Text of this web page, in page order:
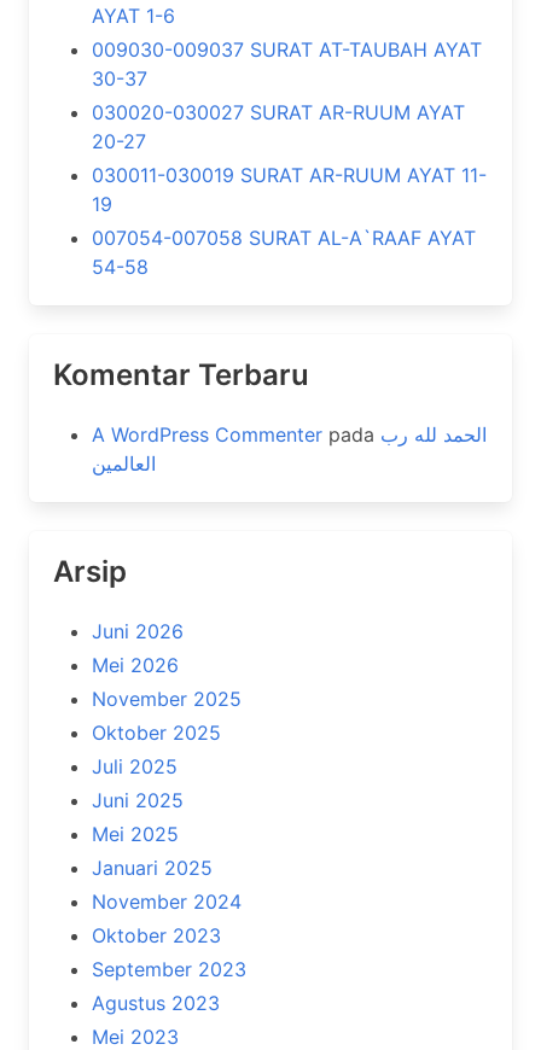
AYAT 1-6
009030-009037 SURAT AT-TAUBAH AYAT
30-37
030020-030027 SURAT AR-RUUM AYAT
20-27
030011-030019 SURAT AR-RUUM AYAT 11-
19
007054-007058 SURAT AL-A`RAAF AYAT
54-58
Komentar Terbaru
A WordPress Commenter pada الحمد لله رب
العالمين
Arsip
Juni 2026
Mei 2026
November 2025
Oktober 2025
Juli 2025
Juni 2025
Mei 2025
Januari 2025
November 2024
Oktober 2023
September 2023
Agustus 2023
Mei 2023